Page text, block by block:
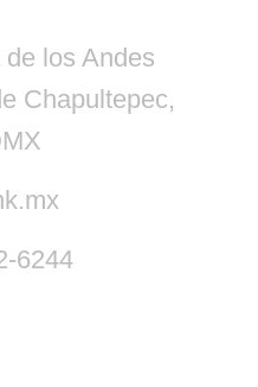
los Andes
Chapultepec,
6244